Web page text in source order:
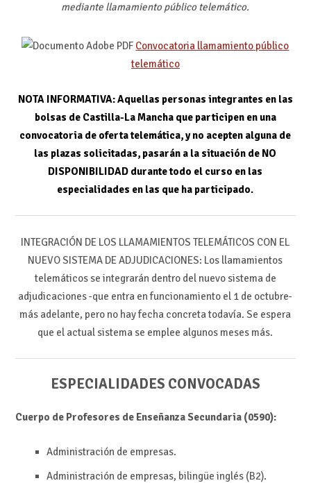
mediante llamamiento público telemático.
Convocatoria llamamiento público
telemático
NOTA INFORMATIVA:Aquellas personas integrantes en las
bolsas de Castilla-La Mancha que participen en una
convocatoria de oferta telemática, y no acepten alguna de
las plazas solicitadas, pasarán a la situación de NO
DISPONIBILIDAD durante todo el curso en las
especialidades en las que ha participado.
INTEGRACIÓN DE LOS LLAMAMIENTOS TELEMÁTICOS CON EL
NUEVO SISTEMA DE ADJUDICACIONES: Los llamamientos
telemáticos se integrarán dentro del nuevo sistema de
adjudicaciones -que entra en funcionamiento el 1 de octubre-
más adelante, pero no hay fecha concreta todavía. Se espera
que el actual sistema se emplee algunos meses más.
ESPECIALIDADES CONVOCADAS
Cuerpo de Profesores de Enseñanza Secundaria (0590):
Administración de empresas.
Administración de empresas, bilingüe inglés (B2).